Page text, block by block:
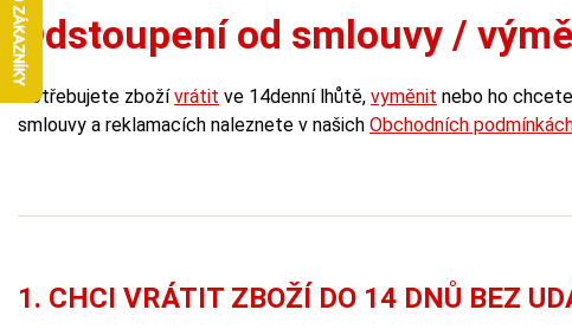
Odstoupení od smlouvy /
Potřebujete zbožívrátit ve 14denní lhůtě, vyměnit nebo ho
smlouvy a reklamacích naleznete v našich Obchodních
1. CHCI VRÁTIT ZBOŽÍ DO 14 DNŮ BEZ